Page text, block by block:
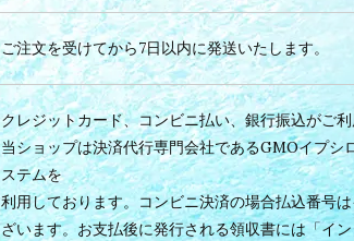
ご注文を受けてから7日以内に発送いたします。
クレジットカード、コンビニ払い、銀行振込がご
当ショップは決済代行専門会社であるGMOイプシ
ステムを
利用しております。コンビニ決済の場合払込番号
ざいます。お支払後に発行される領収書には「イ